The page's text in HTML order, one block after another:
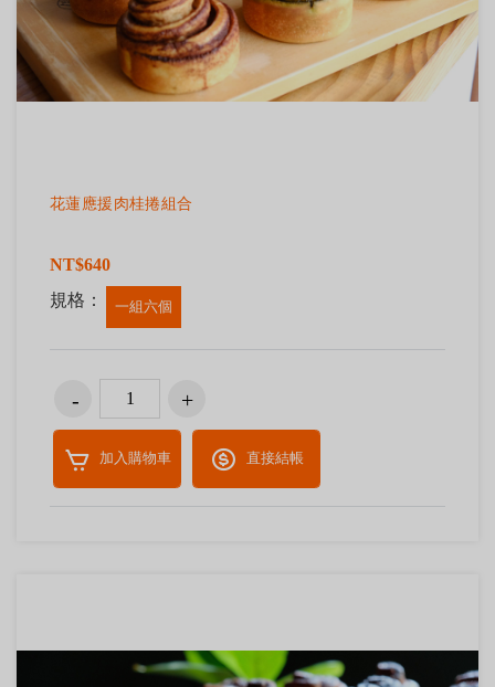
花蓮應援肉桂捲組合
NT$640
規格：
一組六個
加入購物車 直接結帳